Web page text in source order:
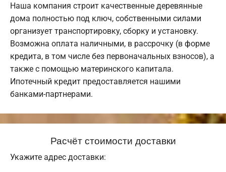
Наша компания строит качественные деревянные
дома полностью под ключ, собственными силами
организует транспортировку, сборку и установку.
Возможна оплата наличными, в рассрочку (в форме
кредита, в том числе без первоначальных взносов), а
также с помощью материнского капитала.
Ипотечный кредит предоставляется нашими
банками-партнерами.
Расчёт стоимости доставки
Укажите адрес доставки: